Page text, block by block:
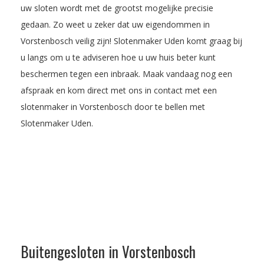
uw sloten wordt met de grootst mogelijke precisie
gedaan. Zo weet u zeker dat uw eigendommen in
Vorstenbosch veilig zijn! Slotenmaker Uden komt graag bij
u langs om u te adviseren hoe u uw huis beter kunt
beschermen tegen een inbraak. Maak vandaag nog een
afspraak en kom direct met ons in contact met een
slotenmaker in Vorstenbosch door te bellen met
Slotenmaker Uden.
Buitengesloten in Vorstenbosch